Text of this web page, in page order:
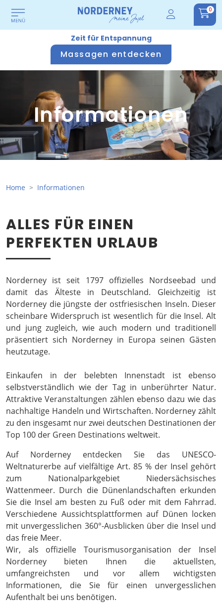
0
Zeit für Entspannung
Massagen entdecken
Informationen
Home Informationen
ALLES FÜR EINEN
PERFEKTEN URLAUB
Norderney ist seit 1797 offizielles Nordseebad und
damit das Älteste in Deutschland. Gleichzeitig ist
Norderney die jüngste der ostfriesischen Inseln. Dieser
scheinbare Widerspruch ist wesentlich für die Insel. Alt
und jung zugleich, wie auch modern und traditionell
präsentiert sich Norderney in Europa seinen Gästen
heutzutage.
Einkaufen in der belebten Innenstadt ist ebenso
selbstverständlich wie der Tag in unberührter Natur.
Attraktive Veranstaltungen zählen ebenso dazu wie das
nachhaltige Handeln und Wirtschaften. Norderney zählt
zu den insgesamt nur zwei deutschen Destinationen der
Top 100 der Green Destinations weltweit.
Auf Norderney entdecken Sie das UNESCO-
Weltnaturerbe auf vielfältige Art. 85 % der Insel gehört
zum Nationalparkgebiet Niedersächsisches
Wattenmeer. Durch die Dünenlandschaften erkunden
Sie die Insel am besten zu Fuß oder mit dem Fahrrad.
Verschiedene Aussichtsplattformen auf Dünen locken
mit unvergesslichen 360°-Ausblicken über die Insel und
das freie Meer.
Wir, als offizielle Tourismusorganisation der Insel
Norderney bieten Ihnen die aktuellsten,
umfangreichsten und vor allem wichtigsten
Informationen, die Sie für einen unvergesslichen
Aufenthalt bei uns benötigen.